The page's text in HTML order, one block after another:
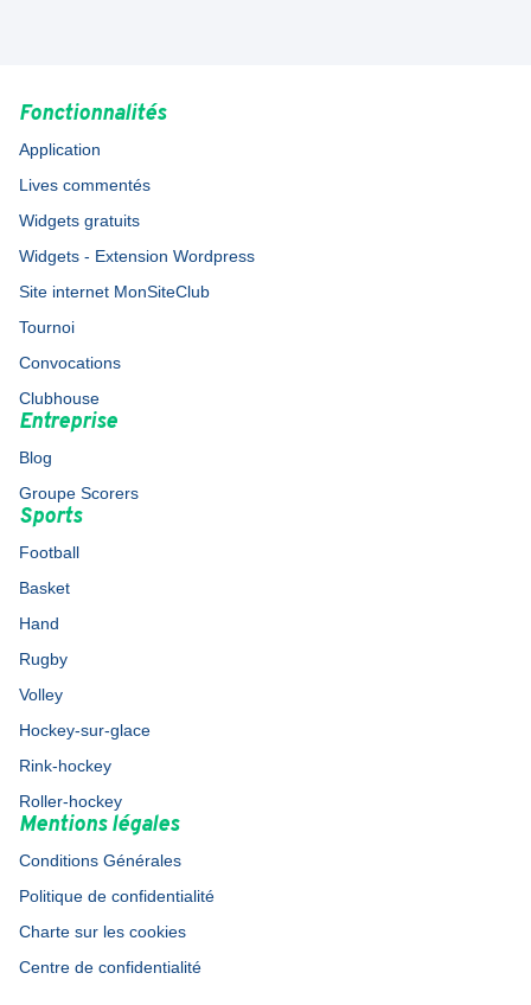
Fonctionnalités
Application
Lives commentés
Widgets gratuits
Widgets - Extension Wordpress
Site internet MonSiteClub
Tournoi
Convocations
Clubhouse
Entreprise
Blog
Groupe Scorers
Sports
Football
Basket
Hand
Rugby
Volley
Hockey-sur-glace
Rink-hockey
Roller-hockey
Mentions légales
Conditions Générales
Politique de confidentialité
Charte sur les cookies
Centre de confidentialité